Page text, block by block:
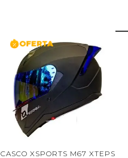
CASCO XSPORTS M67 XTEPS